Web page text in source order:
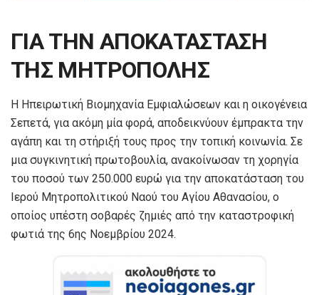
ΓΙΑ ΤΗΝ ΑΠΟΚΑΤΑΣΤΑΣΗ
ΤΗΣ ΜΗΤΡΟΠΟΛΗΣ
Η Ηπειρωτική Βιομηχανία Εμφιαλώσεων και η οικογένεια
Σεπετά, για ακόμη μία φορά, αποδεικνύουν έμπρακτα την
αγάπη και τη στήριξή τους προς την τοπική κοινωνία. Σε
μια συγκινητική πρωτοβουλία, ανακοίνωσαν τη χορηγία
του ποσού των 250.000 ευρώ για την αποκατάσταση του
Ιερού Μητροπολιτικού Ναού του Αγίου Αθανασίου, ο
οποίος υπέστη σοβαρές ζημιές από την καταστροφική
φωτιά της 6ης Νοεμβρίου 2024.